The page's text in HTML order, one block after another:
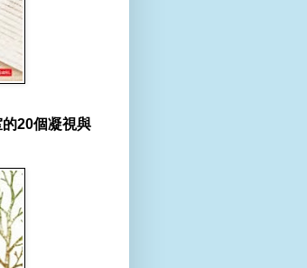
20個凝視與